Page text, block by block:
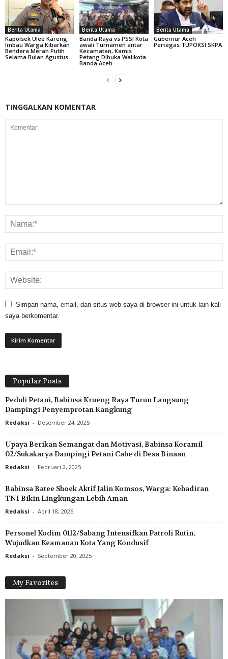
Berita Utama
Kapolsek Ulee Kareng
Imbau Warga Kibarkan
Bendera Merah Putih
Selama Bulan Agustus
Berita Utama
Banda Raya vs PSSI Kota
awali Turnamen antar
Kecamatan, Kamis
Petang Dibuka Walikota
Banda Aceh
Berita Utama
Gubernur Aceh
Pertegas TUPOKSI SKPA
TINGGALKAN KOMENTAR
Simpan nama, email, dan situs web saya di browser ini untuk lain kali
saya berkomentar.
Popular Posts
Peduli Petani, Babinsa Krueng Raya Turun Langsung
Dampingi Penyemprotan Kangkung
Redaksi - Desember 24, 2025
Upaya Berikan Semangat dan Motivasi, Babinsa Koramil
02/Sukakarya Dampingi Petani Cabe di Desa Binaan
Redaksi - Februari 2, 2025
Babinsa Batee Shoek Aktif Jalin Komsos, Warga: Kehadiran
TNI Bikin Lingkungan Lebih Aman
Redaksi - April 18, 2026
Personel Kodim 0112/Sabang Intensifkan Patroli Rutin,
Wujudkan Keamanan Kota Yang Kondusif
Redaksi - September 20, 2025
My Favorites